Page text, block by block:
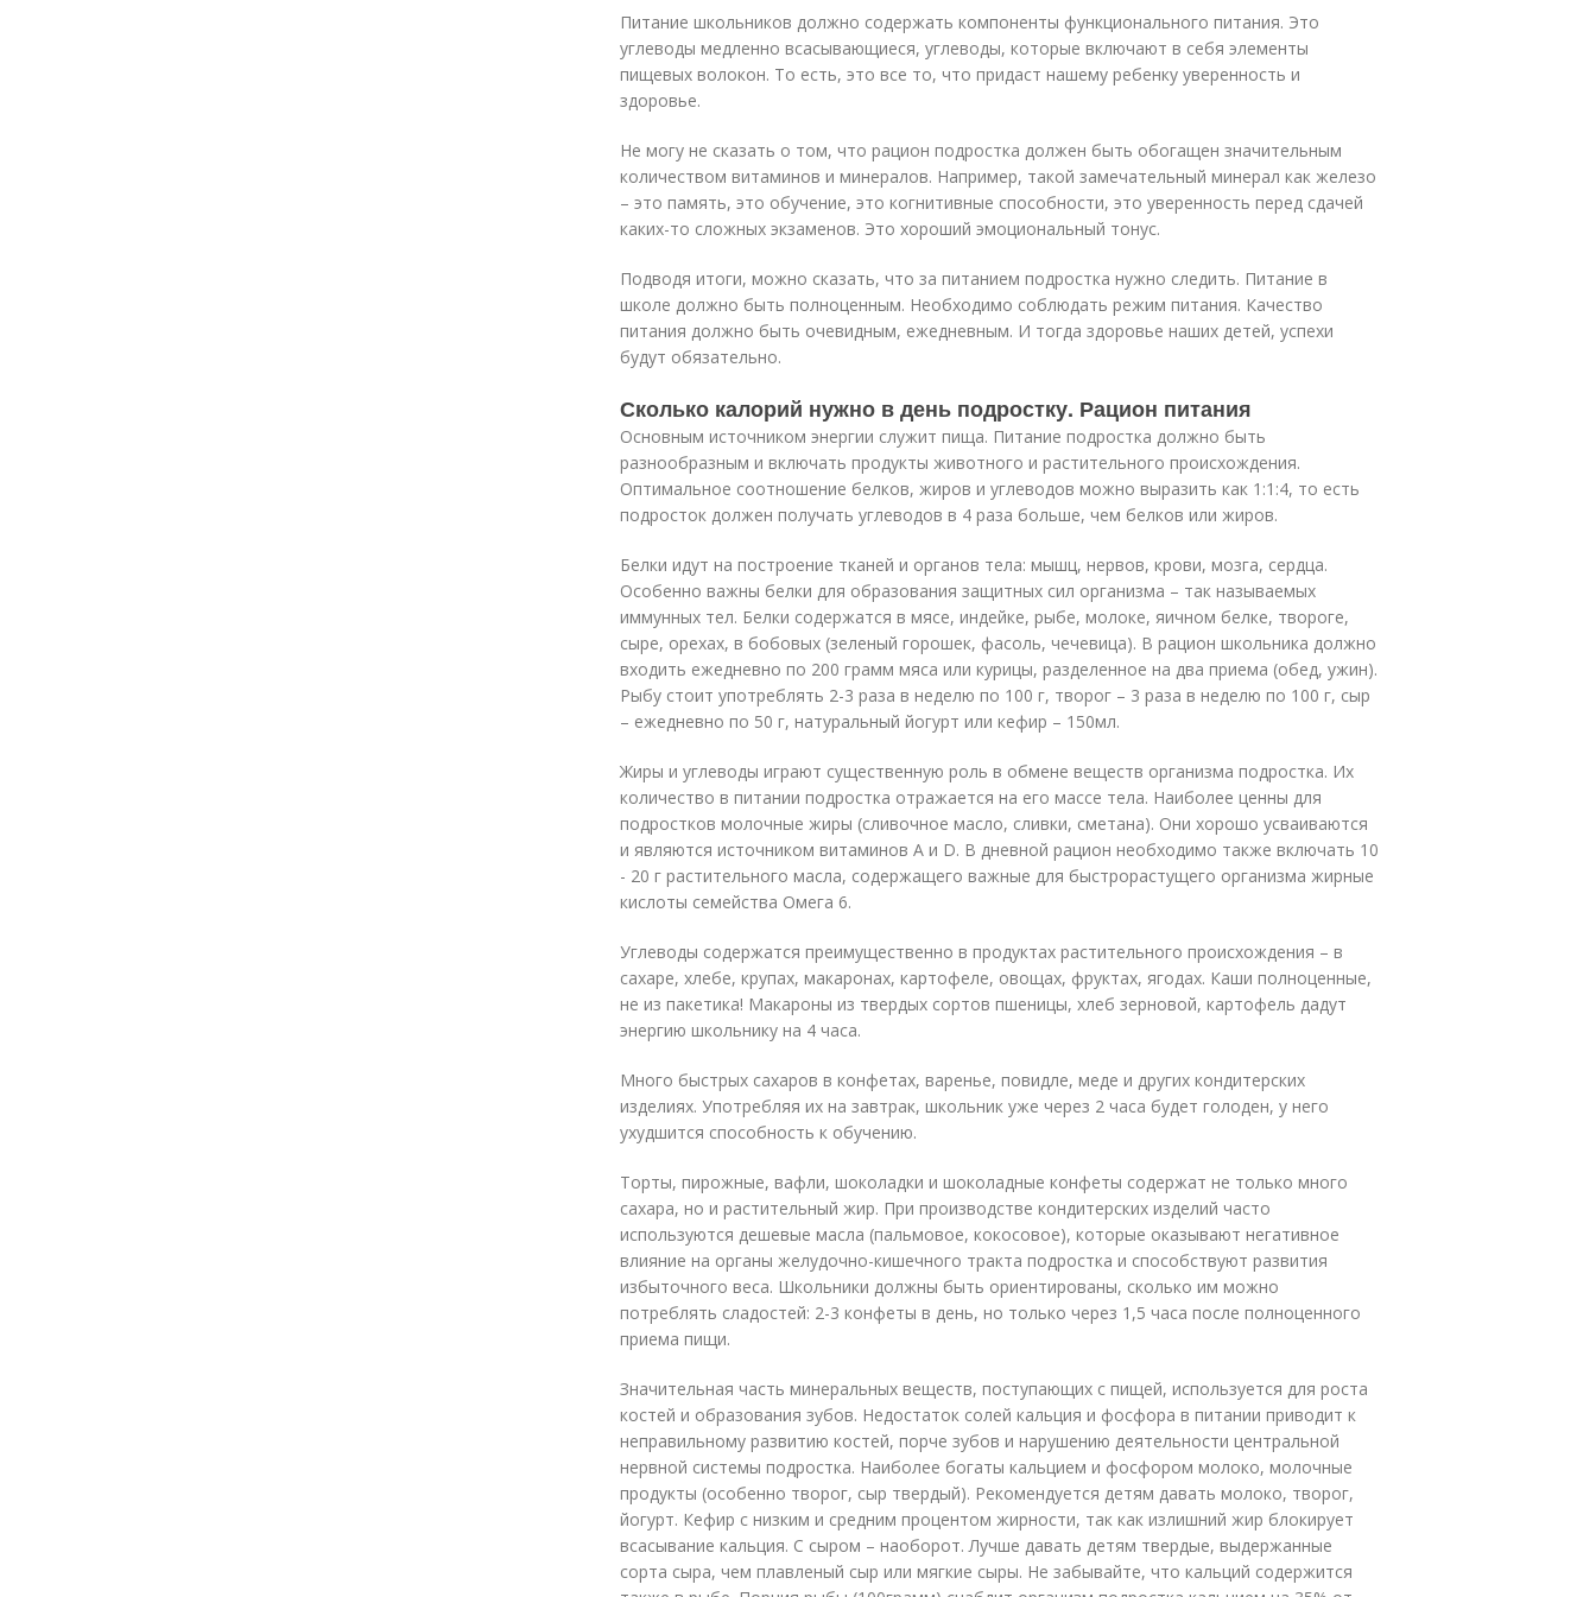
Питание школьников должно содержать компоненты функционального питания. Это
углеводы медленно всасывающиеся, углеводы, которые включают в себя элементы
пищевых волокон. То есть, это все то, что придаст нашему ребенку уверенность и
здоровье.
Не могу не сказать о том, что рацион подростка должен быть обогащен значительным
количеством витаминов и минералов. Например, такой замечательный минерал как железо
– это память, это обучение, это когнитивные способности, это уверенность перед сдачей
каких-то сложных экзаменов. Это хороший эмоциональный тонус.
Подводя итоги, можно сказать, что за питанием подростка нужно следить. Питание в
школе должно быть полноценным. Необходимо соблюдать режим питания. Качество
питания должно быть очевидным, ежедневным. И тогда здоровье наших детей, успехи
будут обязательно.
Сколько калорий нужно в день подростку. Рацион питания
Основным источником энергии служит пища. Питание подростка должно быть
разнообразным и включать продукты животного и растительного происхождения.
Оптимальное соотношение белков, жиров и углеводов можно выразить как 1:1:4, то есть
подросток должен получать углеводов в 4 раза больше, чем белков или жиров.
Белки идут на построение тканей и органов тела: мышц, нервов, крови, мозга, сердца.
Особенно важны белки для образования защитных сил организма – так называемых
иммунных тел. Белки содержатся в мясе, индейке, рыбе, молоке, яичном белке, твороге,
сыре, орехах, в бобовых (зеленый горошек, фасоль, чечевица). В рацион школьника должно
входить ежедневно по 200 грамм мяса или курицы, разделенное на два приема (обед, ужин).
Рыбу стоит употреблять 2-3 раза в неделю по 100 г, творог – 3 раза в неделю по 100 г, сыр
– ежедневно по 50 г, натуральный йогурт или кефир – 150мл.
Жиры и углеводы играют существенную роль в обмене веществ организма подростка. Их
количество в питании подростка отражается на его массе тела. Наиболее ценны для
подростков молочные жиры (сливочное масло, сливки, сметана). Они хорошо усваиваются
и являются источником витаминов A и D. В дневной рацион необходимо также включать 10
- 20 г растительного масла, содержащего важные для быстрорастущего организма жирные
кислоты семейства Омега 6.
Углеводы содержатся преимущественно в продуктах растительного происхождения – в
сахаре, хлебе, крупах, макаронах, картофеле, овощах, фруктах, ягодах. Каши полноценные,
не из пакетика! Макароны из твердых сортов пшеницы, хлеб зерновой, картофель дадут
энергию школьнику на 4 часа.
Много быстрых сахаров в конфетах, варенье, повидле, меде и других кондитерских
изделиях. Употребляя их на завтрак, школьник уже через 2 часа будет голоден, у него
ухудшится способность к обучению.
Торты, пирожные, вафли, шоколадки и шоколадные конфеты содержат не только много
сахара, но и растительный жир. При производстве кондитерских изделий часто
используются дешевые масла (пальмовое, кокосовое), которые оказывают негативное
влияние на органы желудочно-кишечного тракта подростка и способствуют развития
избыточного веса. Школьники должны быть ориентированы, сколько им можно
потреблять сладостей: 2-3 конфеты в день, но только через 1,5 часа после полноценного
приема пищи.
Значительная часть минеральных веществ, поступающих с пищей, используется для роста
костей и образования зубов. Недостаток солей кальция и фосфора в питании приводит к
неправильному развитию костей, порче зубов и нарушению деятельности центральной
нервной системы подростка. Наиболее богаты кальцием и фосфором молоко, молочные
продукты (особенно творог, сыр твердый). Рекомендуется детям давать молоко, творог,
йогурт. Кефир с низким и средним процентом жирности, так как излишний жир блокирует
всасывание кальция. С сыром – наоборот. Лучше давать детям твердые, выдержанные
сорта сыра, чем плавленый сыр или мягкие сыры. Не забывайте, что кальций содержится